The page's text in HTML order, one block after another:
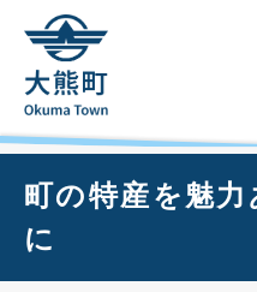
頭
メニュー
町の特産を魅
に